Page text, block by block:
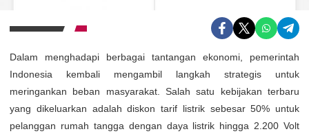
Dalam menghadapi berbagai tantangan ekonomi, pemerintah
Indonesia kembali mengambil langkah strategis untuk
meringankan beban masyarakat. Salah satu kebijakan terbaru
yang dikeluarkan adalah diskon tarif listrik sebesar 50% untuk
pelanggan rumah tangga dengan daya listrik hingga 2.200 Volt